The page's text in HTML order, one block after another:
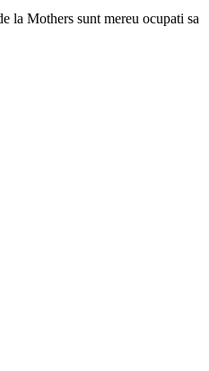
la Mothers sunt mereu ocupati sa